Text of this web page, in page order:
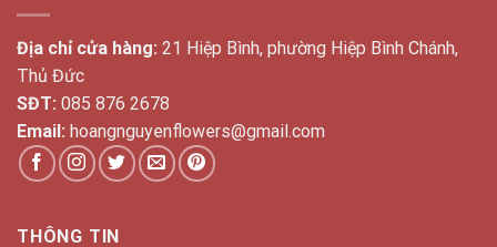
Địa chỉ cửa hàng: 21 Hiệp Bình, phường Hiệp Bình Chánh,
Thủ Đức
SĐT: 085 876 2678
Email: hoangnguyenflowers@gmail.com
THÔNG TIN